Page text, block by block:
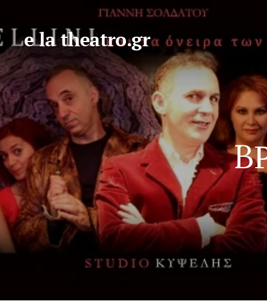
e la theatro.gr